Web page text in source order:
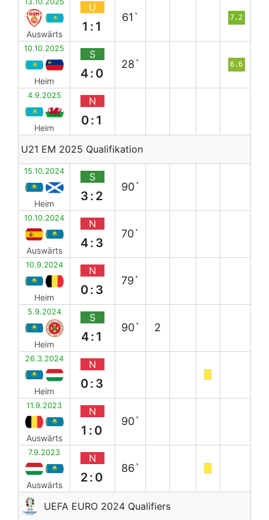
Auswärts
U
1:1
61` 7.2
10.10.2025
Heim
S
4:0
28` 6.6
4.9.2025
Heim
N
0:1
U21 EM 2025 Qualifikation
15.10.2024
Heim
S
3:2
90`
10.10.2024
Auswärts
N
4:3
70`
10.9.2024
Heim
N
0:3
79`
5.9.2024
Heim
S
4:1
90` 2
26.3.2024
Heim
N
0:3
11.9.2023
Auswärts
N
1:0
90`
7.9.2023
Auswärts
N
2:0
86`
UEFA EURO 2024 Qualifiers